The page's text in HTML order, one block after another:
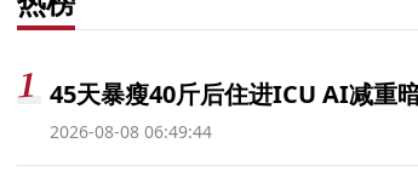
45天暴瘦40斤后住进ICU AI减重
2026-08-08 06:49:44